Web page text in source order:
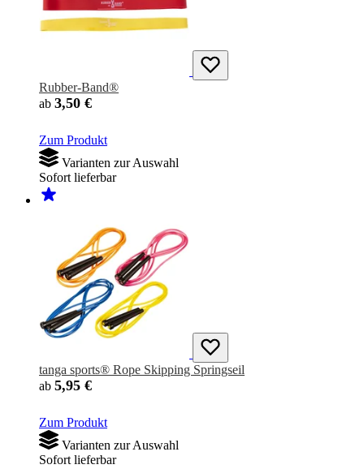
Rubber-Band®
ab 3,50 €
Zum Produkt
Varianten zur Auswahl
Sofort lieferbar
tanga sports® Rope Skipping Springseil
ab 5,95 €
Zum Produkt
Varianten zur Auswahl
Sofort lieferbar